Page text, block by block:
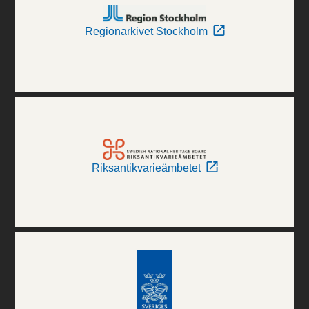
Regionarkivet Stockholm
Riksantikvarieämbetet